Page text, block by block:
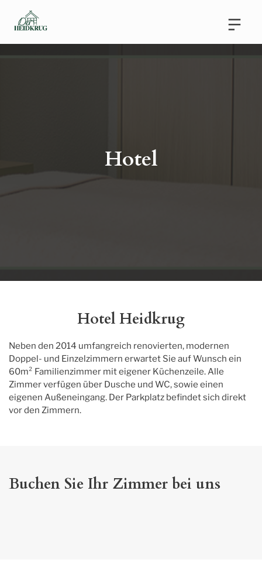
Hotel
Hotel Heidkrug
Neben den 2014 umfangreich renovierten, modernen
Doppel- und Einzelzimmern erwartet Sie auf Wunsch ein
60m² Familienzimmer mit eigener Küchenzeile. Alle
Zimmer verfügen über Dusche und WC, sowie einen
eigenen Außeneingang. Der Parkplatz befindet sich direkt
vor den Zimmern.
Buchen Sie Ihr Zimmer bei uns